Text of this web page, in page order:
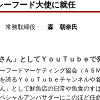
ーフード大使に就任
常務取締役 森 朝奈氏
ん」としてＹｏｕＴｕｂｅで
フードマーケティング協会（ＡＳ
誇るＹｏｕＴｕｂｅチャンネルや
ん」として鮮魚店の日常や魚食の
シャルアンバサダーにこのほど任命